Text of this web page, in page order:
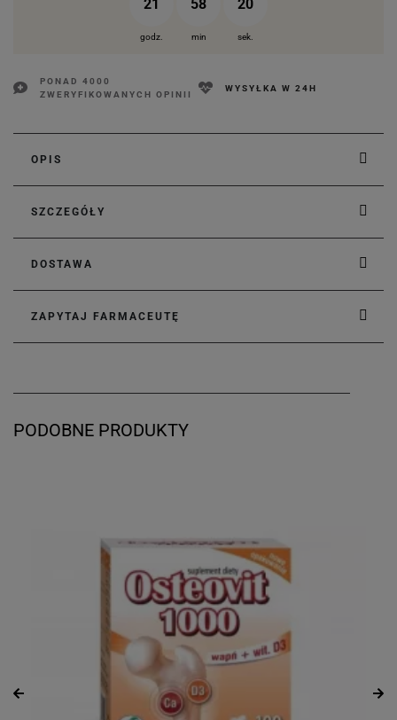
21 58 19
godz. min sek.
PONAD 4000
ZWERYFIKOWANYCH OPINII
WYSYŁKA W 24H
OPIS
SZCZEGÓŁY
DOSTAWA
ZAPYTAJ FARMACEUTĘ
PODOBNE PRODUKTY